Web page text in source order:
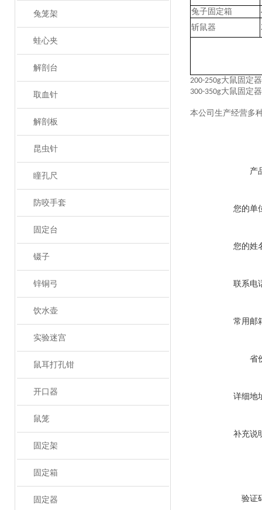
兔笼架
蛙心夹
解剖台
取血针
解剖板
昆虫针
瞳孔尺
防咬手套
固定台
镊子
锌铜弓
饮水壶
实验迷宫
鼠耳打孔钳
开口器
鼠笼
固定架
固定箱
固定器
兔子固定箱
斩鼠器
200-250g大鼠固定器
300-350g大鼠固定器
本公司生产经营多
产
您的单
您的姓
联系电
常用邮
省
详细地
补充说
验证